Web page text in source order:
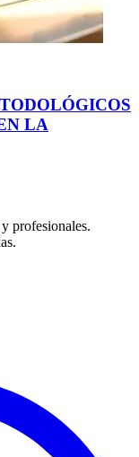
LA
profesionales.